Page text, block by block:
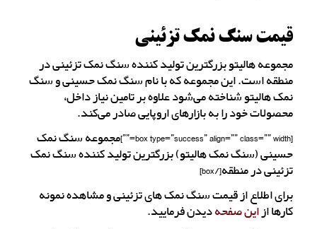
قیمت سنگ نمک تزئینی
مجموعه هالیتو بزرگترین تولید کننده سنگ نمک تزئینی در
منطقه است. این مجموعه که با نام سنگ نمک حسینی و سنگ
نمک هالیتو شناخته می‌شود علاوه بر تامین نیاز داخل،
محصولات خود را به بازارهای اروپایی صادر می‌کند.
[box type=”success” align=”” class=”” width=””]مجموعه سنگ نمک
حسینی (سنگ نمک هالیتو) بزرگترین تولید کننده سنگ نمک
تزئینی در منطقه[/box]
برای اطلاع از قیمت سنگ نمک های تزئینی و مشاهده نمونه
کارها ازاین صفحهدیدن فرمایید.